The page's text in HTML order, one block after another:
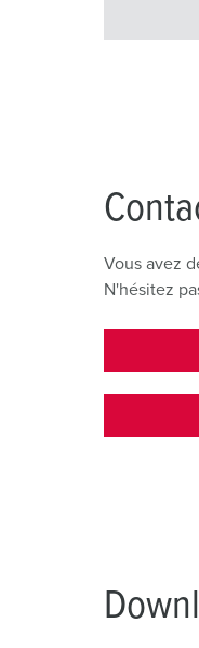
Vous avez
N'hésitez